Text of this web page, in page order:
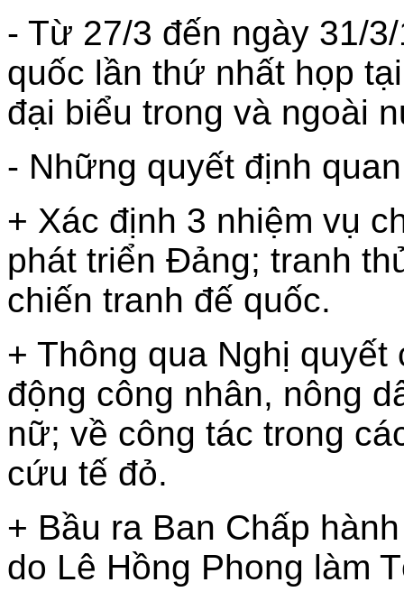
- Từ 27/3 đến ngày 31/
quốc lần thứ nhất họp
đại biểu trong và ngoài
- Những quyết định
+ Xác định 3 nhiệm vụ
phát triển Đảng; tranh
chiến tranh đế quốc.
+ Thông qua Nghị
động công nhân, nông
nữ; về công tác trong
cứu tế đỏ.
+ Bầu ra Ban Chấp
do Lê Hồng Phong làm